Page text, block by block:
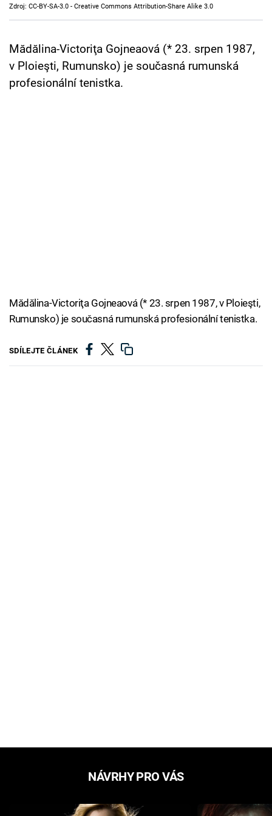
Cool Esport
Pořady
TV Program
Zdroj: CC-BY-SA-3.0 - Creative Commons Attribution-Share Alike 3.0
Mădălina-Victoriţa Gojneaová (* 23. srpen 1987,
v Ploieşti, Rumunsko) je současná rumunská
profesionální tenistka.
Mădălina-Victoriţa Gojneaová (* 23. srpen 1987, v Ploieşti,
Rumunsko) je současná rumunská profesionální tenistka.
SDÍLEJTE ČLÁNEK
NÁVRHY PRO VÁS